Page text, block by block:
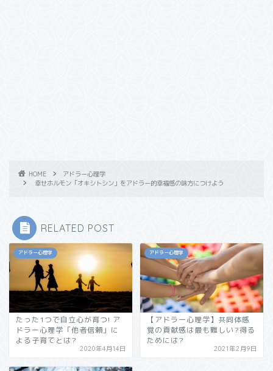
HOME
アドラー心理学
幸せホルモン「オキシトシン」をアドラー的幸福感の味方につけよう
RELATED POST
アドラー心理学
たった1つで自立心が育つ! ア
ドラー心理学「他者信頼」に
よる子育てとは?
2020年4月14日
アドラー心理学
【アドラー心理学】共同体感
覚の貢献感は最も難しい?得る
ためには?
2021年2月9日